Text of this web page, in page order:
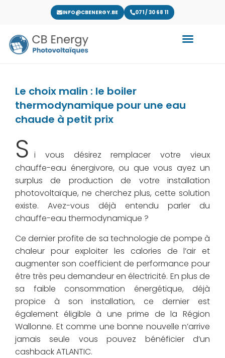
INFO@CBENERGY.BE 071 / 30 68 11
Le choix malin : le boiler
thermodynamique pour une eau
chaude à petit prix
S i vous désirez remplacer votre vieux
chauffe-eau énergivore, ou que vous ayez un
surplus de production de votre installation
photovoltaïque, ne cherchez plus, cette solution
existe. Avez-vous déjà entendu parler du
chauffe-eau thermodynamique ?
Ce dernier profite de sa technologie de pompe à
chaleur pour exploiter les calories de l’air et
augmenter son coefficient de performance pour
être très peu demandeur en électricité. En plus de
sa faible consommation énergétique, déjà
propice à son installation, ce dernier est
également éligible à une prime de la Région
Wallonne. Et comme une bonne nouvelle n’arrive
jamais seule vous pouvez bénéficier d’un
cashback ATLANTIC.